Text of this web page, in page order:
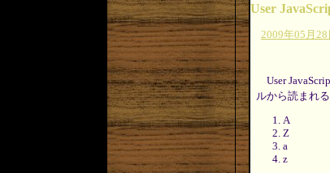
User
2009年05月28
User
ルから読まれる
A
Z
a
z